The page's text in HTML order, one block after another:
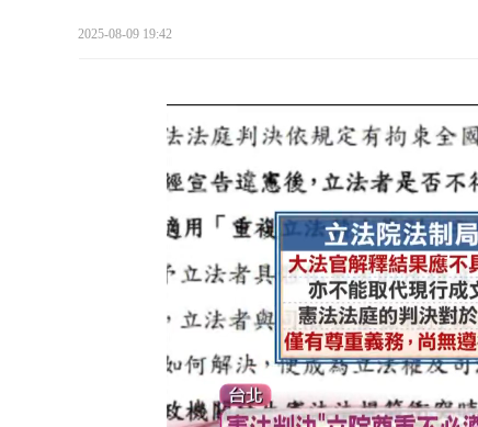
2025-08-09 19:42